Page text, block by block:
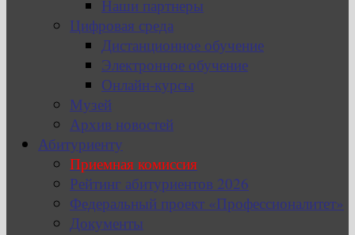
Наши партнеры
Цифровая среда
Дистанционное обучение
Электронное обучение
Онлайн-курсы
Музей
Архив новостей
Абитуриенту
Приемная комиссия
Рейтинг абитуриентов 2026
Федеральный проект «Профессионалитет»
Документы